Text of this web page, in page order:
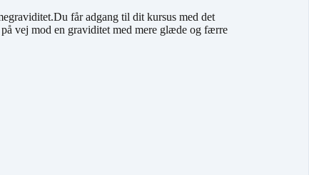
får adgang til dit kursus med det
vej mod en graviditet med mere glæde og færre